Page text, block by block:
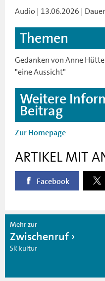
Audio | 13.06.2026 |
Themen
Gedanken von Anne
"eine Aussicht"
Weitere
Beitrag
Zur Homepage
ARTIKEL MIT
Facebook
Mehr zur
Zwischenruf
SR kultur